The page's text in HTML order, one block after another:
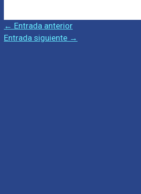
← Entrada anterior
Entrada siguiente →